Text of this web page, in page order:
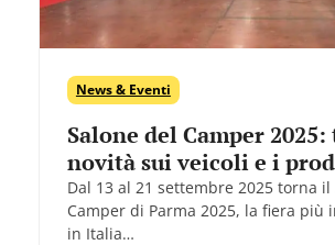
News & Eventi
Salone del Camper
novità sui veicoli e i
Dal 13 al 21 settembre 2025 torna il
Camper di Parma 2025, la fiera più
in Italia…